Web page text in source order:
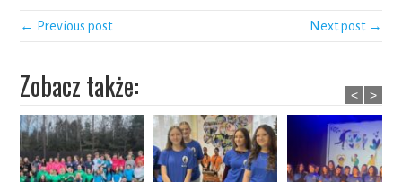
← Previous post Next post →
Zobacz także: < >